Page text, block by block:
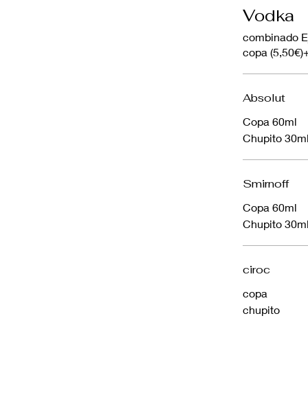
Vodka
combinado
copa
Absolut
Copa 60ml
Chupito
Smirnoff
Copa 60ml
Chupito
ciroc
copa
chupito